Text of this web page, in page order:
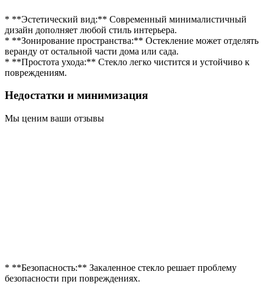
* **Эстетический вид:** Современный минималистичный
дизайн дополняет любой стиль интерьера.
* **Зонирование пространства:** Остекление может отделять
веранду от остальной части дома или сада.
* **Простота ухода:** Стекло легко чистится и устойчиво к
повреждениям.
Недостатки и минимизация
Мы ценим ваши отзывы
* **Безопасность:** Закаленное стекло решает проблему
безопасности при повреждениях.